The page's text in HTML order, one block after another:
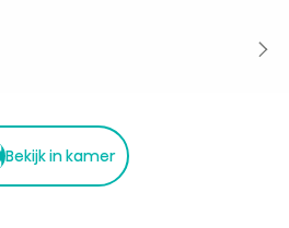
Bekijk in kamer